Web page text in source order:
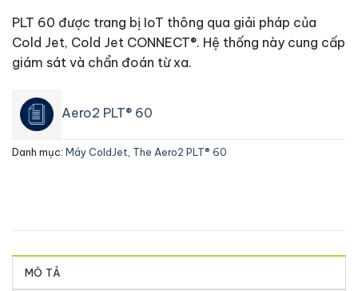
PLT 60 được trang bị IoT thông qua giải pháp của
Cold Jet, Cold Jet CONNECT®. Hệ thống này cung cấp
giám sát và chẩn đoán từ xa.
Aero2 PLT® 60
Danh mục: Máy ColdJet, The Aero2 PLT® 60
MÔ TẢ